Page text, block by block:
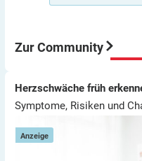
immer wieder so
Zur Community
Symptome,
Herzschwäche früh
Symptome, Risiken und
Anzeige